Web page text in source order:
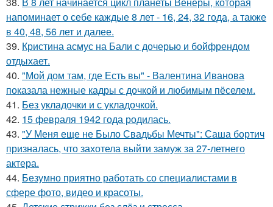
напоминает о себе каждые 8 лет - 16, 24, 32 года, а также
в 40, 48, 56 лет и далее.
39. Кристина асмус на Бали с дочерью и бойфрендом
отдыхает.
40. "Мой дом там, где Есть вы" - Валентина Иванова
показала нежные кадры с дочкой и любимым пёселем.
41. Без укладочки и с укладочкой.
42. 15 февраля 1942 года родилась.
43. "У Меня еще не Было Свадьбы Мечты": Саша бортич
призналась, что захотела выйти замуж за 27-летнего
актера.
44. Безумно приятно работать со специалистами в
сфере фото, видео и красоты.